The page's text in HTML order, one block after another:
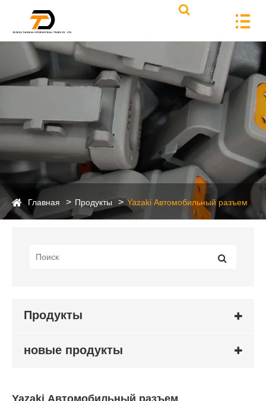
Главная Продукты Yazaki Автомобильный разъем
Продукты
новые продукты
Yazaki Автомобильный разъем